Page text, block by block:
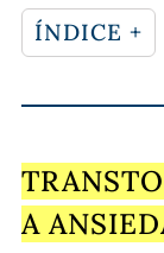
ÍNDICE +
A